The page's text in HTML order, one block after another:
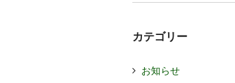
カテゴリー
お知らせ